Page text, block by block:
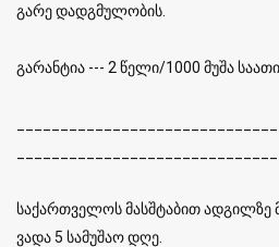
გარე დადგმულობის.
გარანტია --- 2 წელი/1000 მუშა საათი
საქართველოს მასშტაბით ადგილზე
ვადა 5 სამუშაო დღე.